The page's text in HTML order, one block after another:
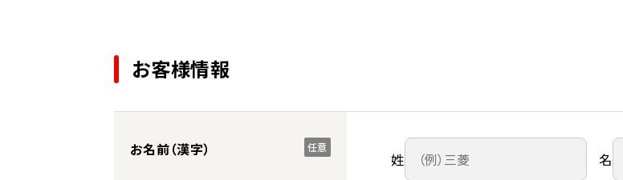
お客様情報
お名前（漢字） 任意
姓 名